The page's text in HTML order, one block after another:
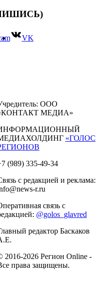
VK
ООО
МЕДИА»
«ГОЛОС
(989) 335-49-34
с редакцией и реклама:
r.ru
связь с
@golos_glavred
редактор Баскаков
2016-2026 Регион Online -
права защищены.